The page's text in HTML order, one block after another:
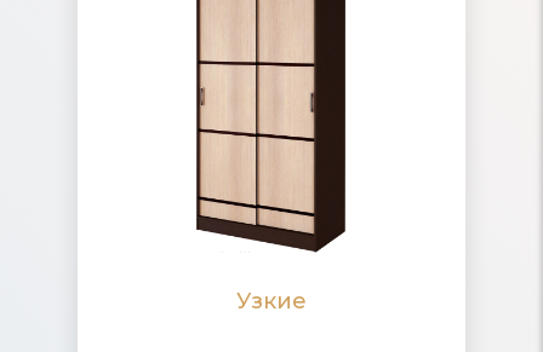
Узкие
Узкие шкафы-купе из современных
материалов с продуманным
прихожей, ниши и на балкон